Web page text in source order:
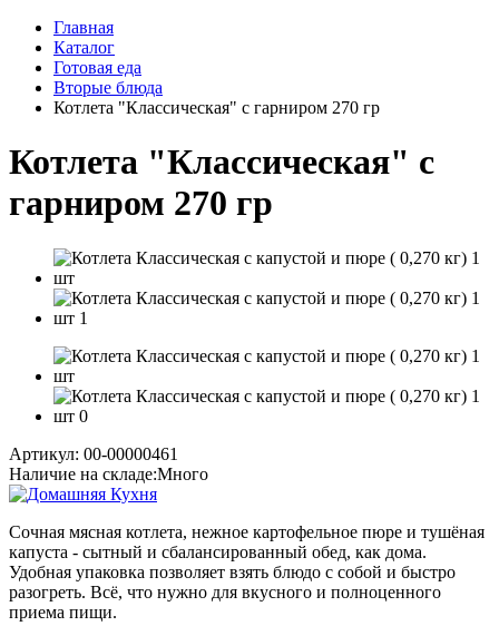
Главная
Каталог
Готовая еда
Вторые блюда
Котлета "Классическая" с гарниром 270 гр
Котлета "Классическая" с
гарниром 270 гр
Артикул: 00-00000461
Наличие на складе:Много
Сочная мясная котлета, нежное картофельное пюре и тушёная
капуста - сытный и сбалансированный обед, как дома.
Удобная упаковка позволяет взять блюдо с собой и быстро
разогреть. Всё, что нужно для вкусного и полноценного
приема пищи.